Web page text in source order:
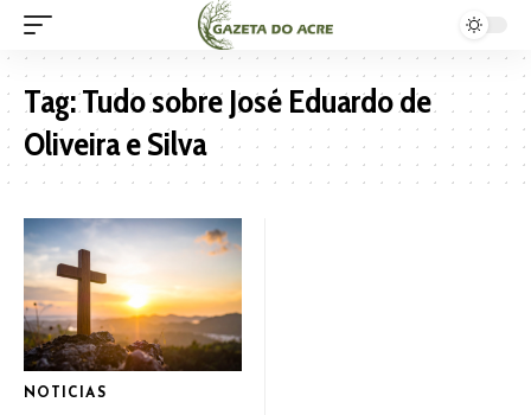
Tag:Tudo sobre José Eduardo de
Oliveira e Silva
NOTICIAS